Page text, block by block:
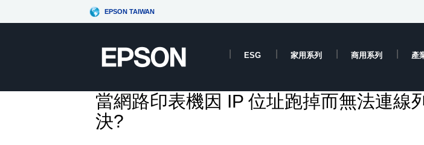
EPSON TAIWAN
ESG 家用系列 商用系列 產
當網路印表機因 IP 位址跑掉而無法連線
決?